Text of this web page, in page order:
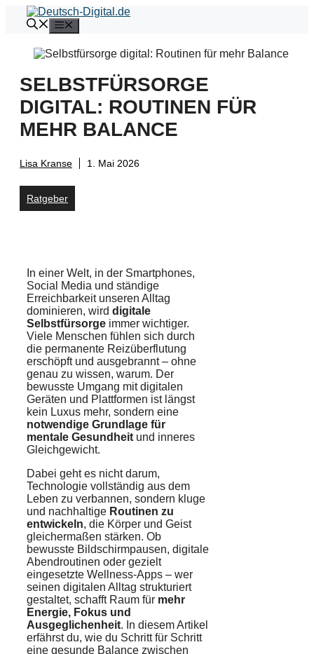
Inhalt
SELBSTFÜRSORGE
DIGITAL: ROUTINEN FÜR
MEHR BALANCE
Lisa Kranse 1. Mai 2026
Ratgeber
In einer Welt, in der Smartphones,
Social Media und ständige
Erreichbarkeit unseren Alltag
dominieren, wird digitale
Selbstfürsorge immer wichtiger.
Viele Menschen fühlen sich durch
die permanente Reizüberflutung
erschöpft und ausgebrannt – ohne
genau zu wissen, warum. Der
bewusste Umgang mit digitalen
Geräten und Plattformen ist längst
kein Luxus mehr, sondern eine
notwendige Grundlage für
mentale Gesundheit und inneres
Gleichgewicht.
Dabei geht es nicht darum,
Technologie vollständig aus dem
Leben zu verbannen, sondern kluge
und nachhaltige Routinen zu
entwickeln, die Körper und Geist
gleichermaßen stärken. Ob
bewusste Bildschirmpausen, digitale
Abendroutinen oder gezielt
eingesetzte Wellness-Apps – wer
seinen digitalen Alltag strukturiert
gestaltet, schafft Raum für mehr
Energie, Fokus und
Ausgeglichenheit. In diesem Artikel
erfährst du, wie du Schritt für Schritt
eine gesunde Balance zwischen